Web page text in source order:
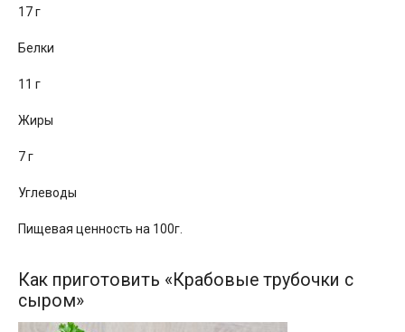
17 г
Белки
11 г
Жиры
7 г
Углеводы
Пищевая ценность на 100г.
Как приготовить «Крабовые трубочки с
сыром»